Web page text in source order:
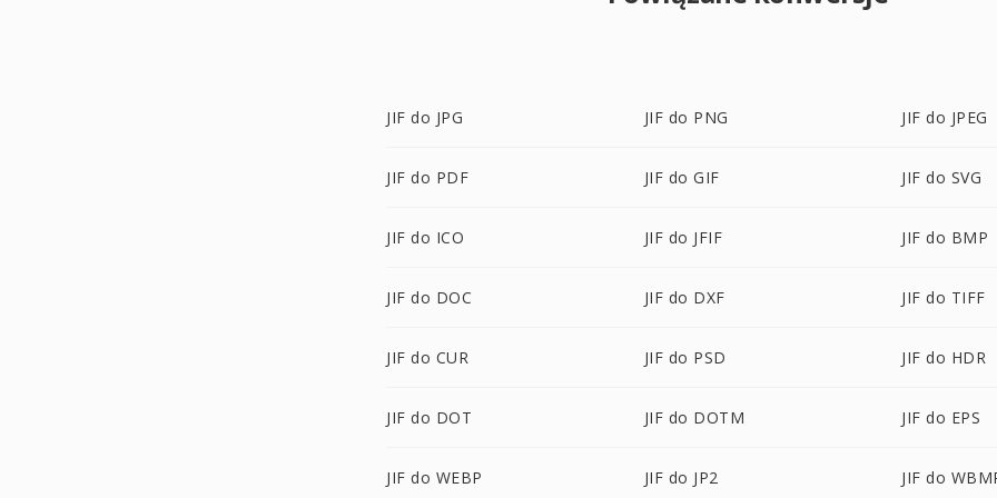
JIF do JPG JIF do PNG JIF do JPEG
JIF do PDF JIF do GIF JIF do SVG
JIF do ICO JIF do JFIF JIF do BMP
JIF do DOC JIF do DXF JIF do TIFF
JIF do CUR JIF do PSD JIF do HDR
JIF do DOT JIF do DOTM JIF do EPS
JIF do WEBP JIF do JP2 JIF do